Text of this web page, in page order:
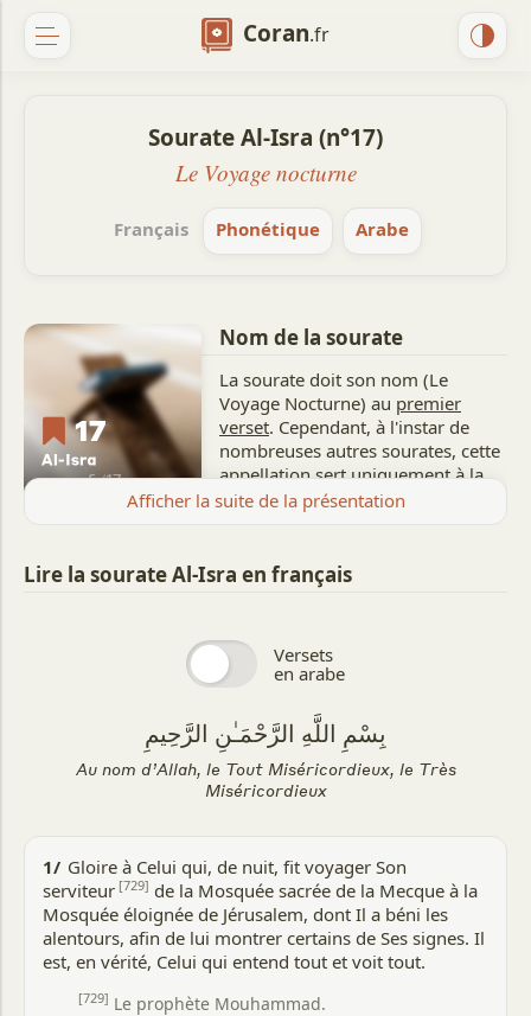
Coran.fr
Sourate Al-Isra (n°17)
Le Voyage nocturne
Français Phonétique Arabe
Nom de la sourate
La sourate doit son nom (Le
Voyage Nocturne) au premier
verset. Cependant, à l'instar de
nombreuses autres sourates, cette
appellation sert uniquement à la
distinguer et ne reflète pas
Chronologie de la Révélation
l'occasion du Mi\`raj (Ascension). Selon les Hadiths et les
ouvrages relatant la vie du Prophète, cet événement s'est
parmi les dernières révélations mecquoises.
Contexte historique
Durant les douze années précédentes, le Prophète avait
les obstacles, l'Islam s'était répandu dans chaque recoin de
l'Arabie, touchant la quasi-totalité des tribus.
À La Mecque même, une petite communauté de croyants
sincères s'était formée, prête à affronter tous les périls
pour assurer le triomphe de l'Islam. En outre, un grand
nombre de membres des clans influents des Aus et des
Afficher la suite de la présentation
Lire la sourate Al-Isra en français
Versets
en arabe
بِسْمِ اللَّهِ الرَّحْمَـٰنِ الرَّحِيمِ
Au nom d’Allah, le Tout Miséricordieux, le Très
Miséricordieux
1/ Gloire à Celui qui, de nuit, fit voyager Son
serviteur [729] de la Mosquée sacrée de la Mecque à la
Mosquée éloignée de Jérusalem, dont Il a béni les
alentours, afin de lui montrer certains de Ses signes. Il
est, en vérité, Celui qui entend tout et voit tout.
[729] Le prophète Mouhammad.